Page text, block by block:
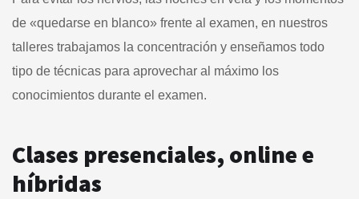
de «quedarse en blanco» frente al examen, en nuestros
talleres trabajamos la concentración y enseñamos todo
tipo de técnicas para aprovechar al máximo los
conocimientos durante el examen.
Clases presenciales, online e
híbridas